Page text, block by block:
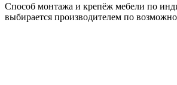
Способ монтажа и крепёж мебели по
выбирается производителем по